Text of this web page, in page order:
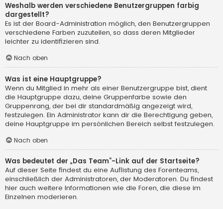
Weshalb werden verschiedene Benutzergruppen farbig
dargestellt?
Es ist der Board-Administration möglich, den Benutzergruppen
verschiedene Farben zuzuteilen, so dass deren Mitglieder
leichter zu identifizieren sind.
Nach oben
Was ist eine Hauptgruppe?
Wenn du Mitglied in mehr als einer Benutzergruppe bist, dient
die Hauptgruppe dazu, deine Gruppenfarbe sowie den
Gruppenrang, der bei dir standardmäßig angezeigt wird,
festzulegen. Ein Administrator kann dir die Berechtigung geben,
deine Hauptgruppe im persönlichen Bereich selbst festzulegen.
Nach oben
Was bedeutet der „Das Team“-Link auf der Startseite?
Auf dieser Seite findest du eine Auflistung des Forenteams,
einschließlich der Administratoren, der Moderatoren. Du findest
hier auch weitere Informationen wie die Foren, die diese im
Einzelnen moderieren.